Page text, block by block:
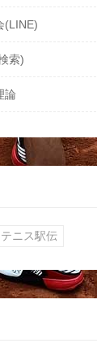
(LINE)
索)
論
テニス駅伝